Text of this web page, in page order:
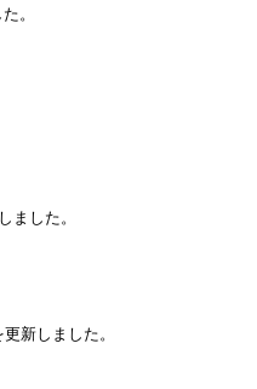
。
ました。
新しました。